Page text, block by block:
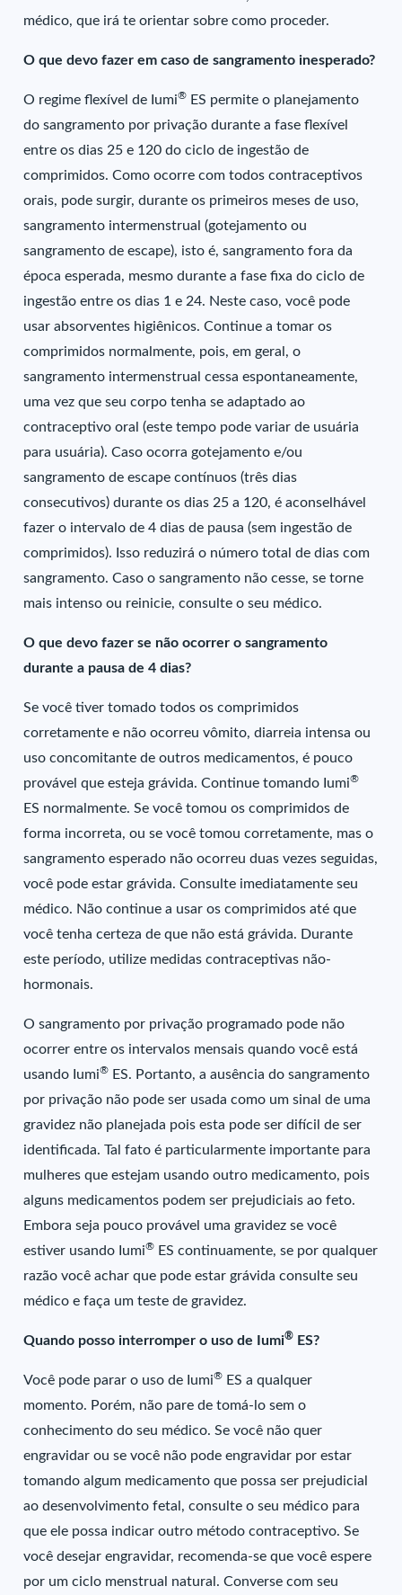
médico, que irá te orientar sobre como proceder.
O que devo fazer em caso de sangramento inesperado?
O regime flexível de Iumi® ES permite o planejamento
do sangramento por privação durante a fase flexível
entre os dias 25 e 120 do ciclo de ingestão de
comprimidos. Como ocorre com todos contraceptivos
orais, pode surgir, durante os primeiros meses de uso,
sangramento intermenstrual (gotejamento ou
sangramento de escape), isto é, sangramento fora da
época esperada, mesmo durante a fase fixa do ciclo de
ingestão entre os dias 1 e 24. Neste caso, você pode
usar absorventes higiênicos. Continue a tomar os
comprimidos normalmente, pois, em geral, o
sangramento intermenstrual cessa espontaneamente,
uma vez que seu corpo tenha se adaptado ao
contraceptivo oral (este tempo pode variar de usuária
para usuária). Caso ocorra gotejamento e/ou
sangramento de escape contínuos (três dias
consecutivos) durante os dias 25 a 120, é aconselhável
fazer o intervalo de 4 dias de pausa (sem ingestão de
comprimidos). Isso reduzirá o número total de dias com
sangramento. Caso o sangramento não cesse, se torne
mais intenso ou reinicie, consulte o seu médico.
O que devo fazer se não ocorrer o sangramento
durante a pausa de 4 dias?
Se você tiver tomado todos os comprimidos
corretamente e não ocorreu vômito, diarreia intensa ou
uso concomitante de outros medicamentos, é pouco
provável que esteja grávida. Continue tomando Iumi®
ES normalmente. Se você tomou os comprimidos de
forma incorreta, ou se você tomou corretamente, mas o
sangramento esperado não ocorreu duas vezes seguidas,
você pode estar grávida. Consulte imediatamente seu
médico. Não continue a usar os comprimidos até que
você tenha certeza de que não está grávida. Durante
este período, utilize medidas contraceptivas não-
hormonais.
O sangramento por privação programado pode não
ocorrer entre os intervalos mensais quando você está
usando Iumi® ES. Portanto, a ausência do sangramento
por privação não pode ser usada como um sinal de uma
gravidez não planejada pois esta pode ser difícil de ser
identificada. Tal fato é particularmente importante para
mulheres que estejam usando outro medicamento, pois
alguns medicamentos podem ser prejudiciais ao feto.
Embora seja pouco provável uma gravidez se você
estiver usando Iumi® ES continuamente, se por qualquer
razão você achar que pode estar grávida consulte seu
médico e faça um teste de gravidez.
Quando posso interromper o uso de Iumi® ES?
Você pode parar o uso de Iumi® ES a qualquer
momento. Porém, não pare de tomá-lo sem o
conhecimento do seu médico. Se você não quer
engravidar ou se você não pode engravidar por estar
tomando algum medicamento que possa ser prejudicial
ao desenvolvimento fetal, consulte o seu médico para
que ele possa indicar outro método contraceptivo. Se
você desejar engravidar, recomenda-se que você espere
por um ciclo menstrual natural. Converse com seu